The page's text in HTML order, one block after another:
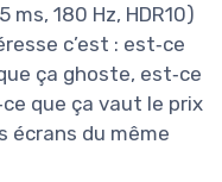
180 Hz, HDR10)
c’est : est‑ce
ça ghoste, est‑ce
que ça vaut le prix
écrans du même